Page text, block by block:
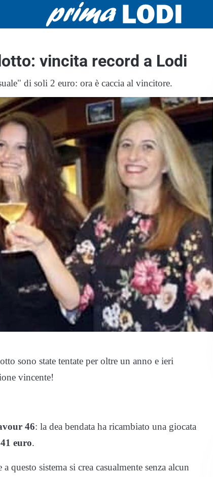
vincita record a Lodi
di soli 2 euro: ora è caccia al vincitore.
sono state tentate per oltre un anno e ieri
vincente!
46: la dea bendata ha ricambiato una giocata
euro.
questo sistema si crea casualmente senza alcun